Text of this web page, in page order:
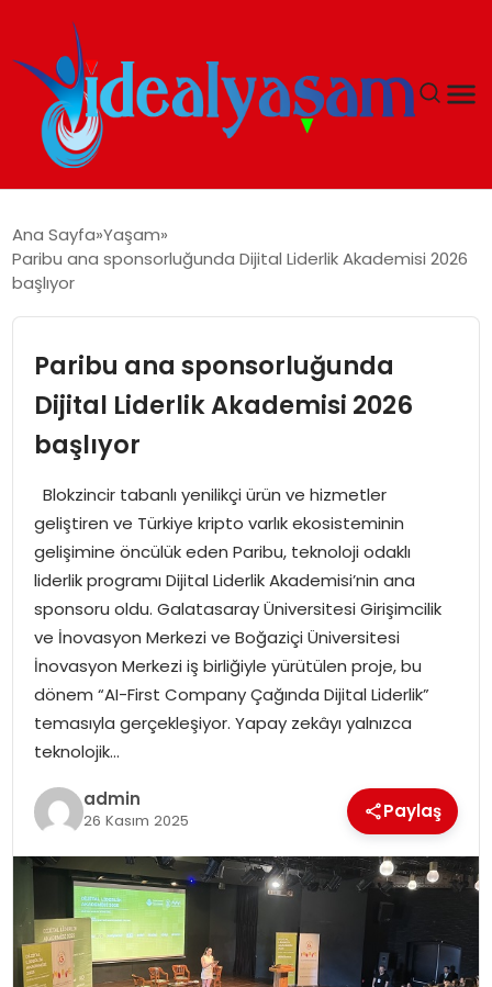
GÜNDEM
İDEAL SPOR
YAŞAM
MAGAZIN
SAĞLIK
SOSYAL HABER
Ana Sayfa Yaşam
Paribu ana sponsorluğunda Dijital Liderlik Akademisi 2026
başlıyor
Paribu ana sponsorluğunda
Dijital Liderlik Akademisi 2026
başlıyor
Blokzincir tabanlı yenilikçi ürün ve hizmetler
geliştiren ve Türkiye kripto varlık ekosisteminin
gelişimine öncülük eden Paribu, teknoloji odaklı
liderlik programı Dijital Liderlik Akademisi’nin ana
sponsoru oldu. Galatasaray Üniversitesi Girişimcilik
ve İnovasyon Merkezi ve Boğaziçi Üniversitesi
İnovasyon Merkezi iş birliğiyle yürütülen proje, bu
dönem “AI-First Company Çağında Dijital Liderlik”
temasıyla gerçekleşiyor. Yapay zekâyı yalnızca
teknolojik…
admin
26 Kasım 2025 Paylaş